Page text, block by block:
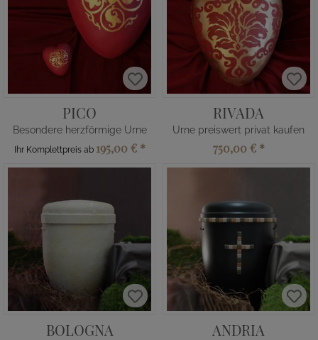
PICO
Besondere herzförmige Urne
Ihr Komplettpreis ab 195,00 € *
RIVADA
Urne preiswert privat kaufen
750,00 € *
BOLOGNA ANDRIA